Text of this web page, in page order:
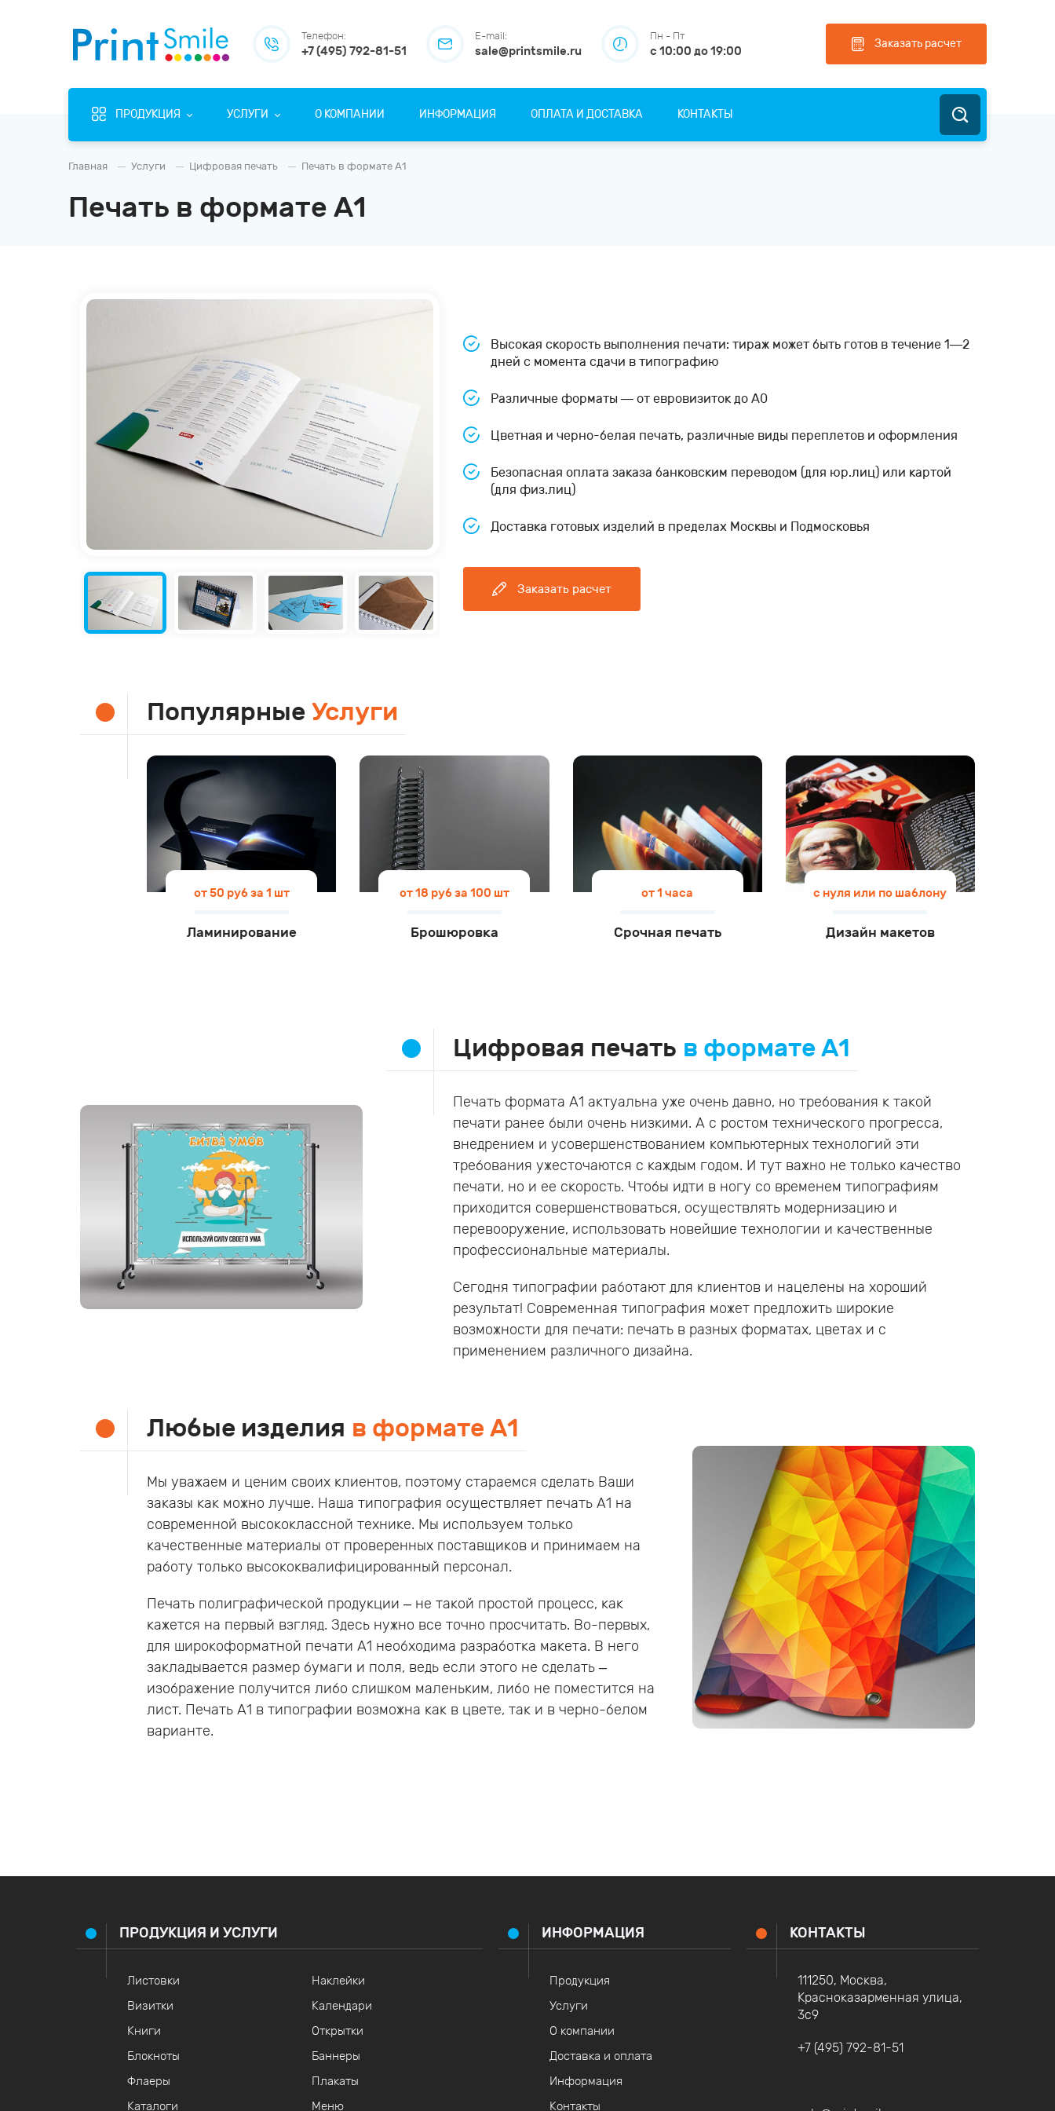
Телефон:
+7 (495) 792-81-51
E-mail:
sale@printsmile.ru
Пн - Пт
с 10:00 до 19:00 Заказать расчет
ПРОДУКЦИЯ УСЛУГИ О КОМПАНИИ ИНФОРМАЦИЯ ОПЛАТА И ДОСТАВКА КОНТАКТЫ
Главная Услуги Цифровая печать Печать в формате А1
Печать в формате А1
Высокая скорость выполнения печати: тираж может быть готов в течение 1—2
дней с момента сдачи в типографию
Различные форматы — от евровизиток до А0
Цветная и черно-белая печать, различные виды переплетов и оформления
Безопасная оплата заказа банковским переводом (для юр.лиц) или картой
(для физ.лиц)
Доставка готовых изделий в пределах Москвы и Подмосковья
Заказать расчет
Популярные Услуги
от 50 руб за 1 шт
Ламинирование
от 18 руб за 100 шт
Брошюровка
от 1 часа
Срочная печать
с нуля или по шаблону
Дизайн макетов
Цифровая печать в формате А1
Печать формата А1 актуальна уже очень давно, но требования к такой
печати ранее были очень низкими. А с ростом технического прогресса,
внедрением и усовершенствованием компьютерных технологий эти
требования ужесточаются с каждым годом. И тут важно не только качество
печати, но и ее скорость. Чтобы идти в ногу со временем типографиям
приходится совершенствоваться, осуществлять модернизацию и
перевооружение, использовать новейшие технологии и качественные
профессиональные материалы.
Сегодня типографии работают для клиентов и нацелены на хороший
результат! Современная типография может предложить широкие
возможности для печати: печать в разных форматах, цветах и с
применением различного дизайна.
Любые изделия в формате А1
Мы уважаем и ценим своих клиентов, поэтому стараемся сделать Ваши
заказы как можно лучше. Наша типография осуществляет печать А1 на
современной высококлассной технике. Мы используем только
качественные материалы от проверенных поставщиков и принимаем на
работу только высококвалифицированный персонал.
Печать полиграфической продукции – не такой простой процесс, как
кажется на первый взгляд. Здесь нужно все точно просчитать. Во-первых,
для широкоформатной печати А1 необходима разработка макета. В него
закладывается размер бумаги и поля, ведь если этого не сделать –
изображение получится либо слишком маленьким, либо не поместится на
лист. Печать А1 в типографии возможна как в цвете, так и в черно-белом
варианте.
ПРОДУКЦИЯ И УСЛУГИ
Листовки
Визитки
Книги
Блокноты
Флаеры
Каталоги
Наклейки
Календари
Открытки
Баннеры
Плакаты
Меню
ИНФОРМАЦИЯ
Продукция
Услуги
О компании
Доставка и оплата
Информация
Контакты
КОНТАКТЫ
111250, Москва,
Красноказарменная улица,
3с9
+7 (495) 792-81-51